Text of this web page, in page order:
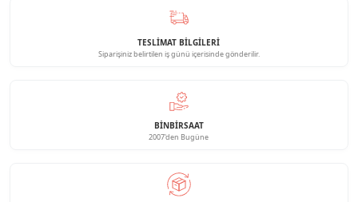
TESLİMAT BİLGİLERİ
Siparişiniz belirtilen iş günü içerisinde gönderilir.
BINBIRSAAT
2007'den Bugüne